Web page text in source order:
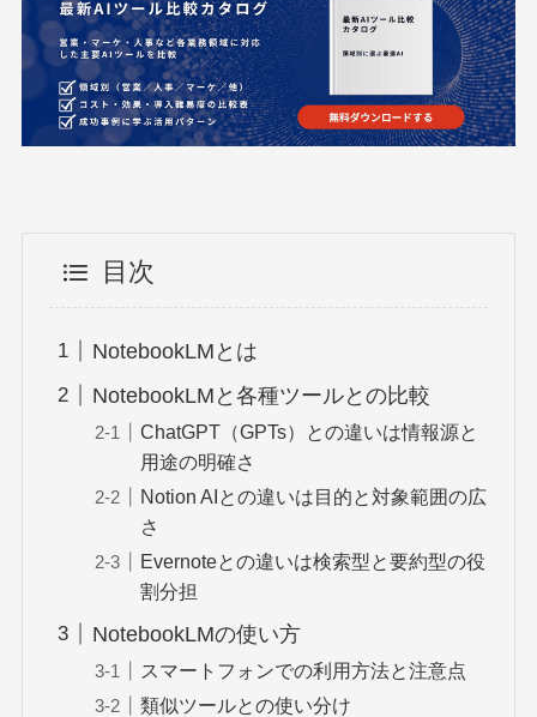
目次
NotebookLMとは
NotebookLMと各種ツールとの比較
ChatGPT（GPTs）との違いは情報源と
用途の明確さ
Notion AIとの違いは目的と対象範囲の広
さ
Evernoteとの違いは検索型と要約型の役
割分担
NotebookLMの使い方
スマートフォンでの利用方法と注意点
類似ツールとの使い分け